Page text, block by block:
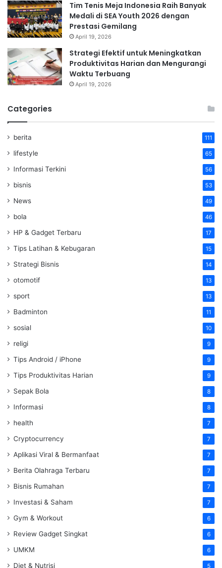
Tim Tenis Meja Indonesia Raih Banyak
Medali di SEA Youth 2026 dengan
Prestasi Gemilang
April 19, 2026
Strategi Efektif untuk Meningkatkan
Produktivitas Harian dan Mengurangi
Waktu Terbuang
April 19, 2026
Categories
berita 111
lifestyle 65
Informasi Terkini 56
bisnis 53
News 49
bola 46
HP & Gadget Terbaru 17
Tips Latihan & Kebugaran 15
Strategi Bisnis 14
otomotif 13
sport 13
Badminton 11
sosial 10
religi 9
Tips Android / iPhone 9
Tips Produktivitas Harian 9
Sepak Bola 8
Informasi 8
health 7
Cryptocurrency 7
Aplikasi Viral & Bermanfaat 7
Berita Olahraga Terbaru 7
Bisnis Rumahan 7
Investasi & Saham 7
Gym & Workout 6
Review Gadget Singkat 6
UMKM 6
Diet & Nutrisi 5